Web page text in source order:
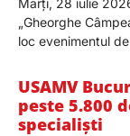
Marți, 28 iulie
„Gheorghe
loc evenimentul
USAMV
peste 5.800
specialiști